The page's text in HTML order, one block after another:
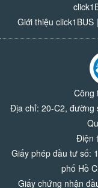
Giới thiệu click1BUS|
Công
Địa chỉ: 20-C2, đường
Điện
Giấy phép đầu tư số:
phố Hồ
Giấy chứng nhận